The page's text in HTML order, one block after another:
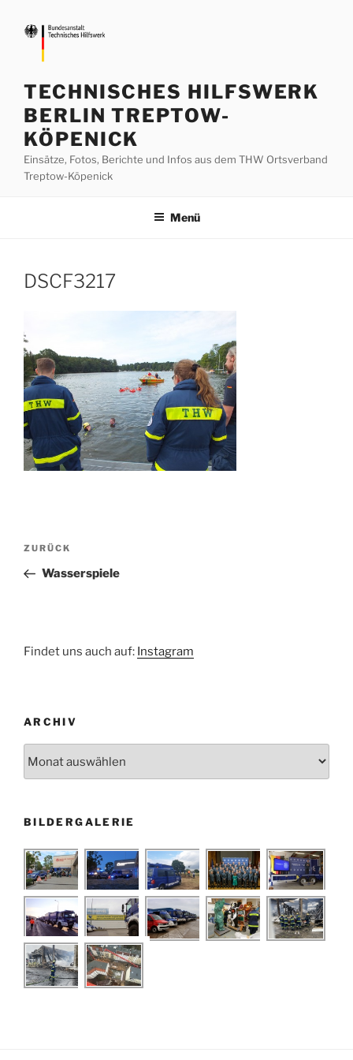
Inhalt
springen
TECHNISCHES HILFSWERK
BERLIN TREPTOW-
KÖPENICK
Einsätze, Fotos, Berichte und Infos aus dem THW Ortsverband
Treptow-Köpenick
Menü
DSCF3217
Beitragsnavigation
Vorheriger
Beitrag
ZURÜCK
Wasserspiele
Findet uns auch auf: Instagram
ARCHIV
BILDERGALERIE